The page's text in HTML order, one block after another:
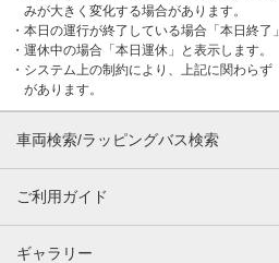
みが大きく変化する場合があります。
・本日の運行が終了している場合「本日終了
・運休中の場合「本日運休」と表示します。
・システム上の制約により、上記に関わら
があります。
車両検索/ラッピングバス検索
ご利用ガイド
ギャラリー